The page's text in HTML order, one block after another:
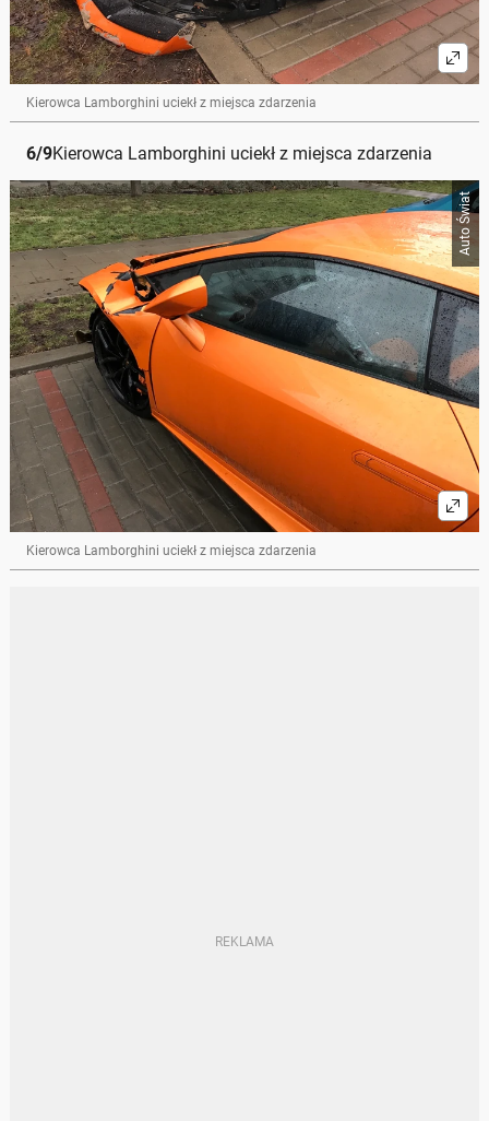
Kierowca Lamborghini uciekł z miejsca zdarzenia
6/9Kierowca Lamborghini uciekł z miejsca zdarzenia
Auto Świat
Kierowca Lamborghini uciekł z miejsca zdarzenia